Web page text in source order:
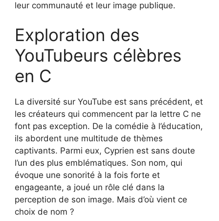
leur communauté et leur image publique.
Exploration des
YouTubeurs célèbres
en C
La diversité sur YouTube est sans précédent, et
les créateurs qui commencent par la lettre C ne
font pas exception. De la comédie à l’éducation,
ils abordent une multitude de thèmes
captivants. Parmi eux, Cyprien est sans doute
l’un des plus emblématiques. Son nom, qui
évoque une sonorité à la fois forte et
engageante, a joué un rôle clé dans la
perception de son image. Mais d’où vient ce
choix de nom ?